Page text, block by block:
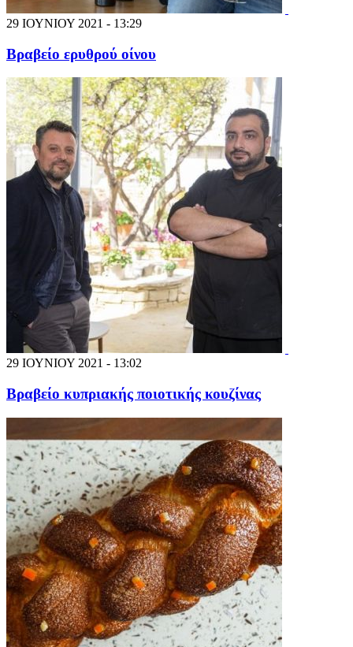
29 ΙΟΥΝΙΟΥ 2021 - 13:29
Βραβείο ερυθρού οίνου
29 ΙΟΥΝΙΟΥ 2021 - 13:02
Βραβείο κυπριακής ποιοτικής κουζίνας